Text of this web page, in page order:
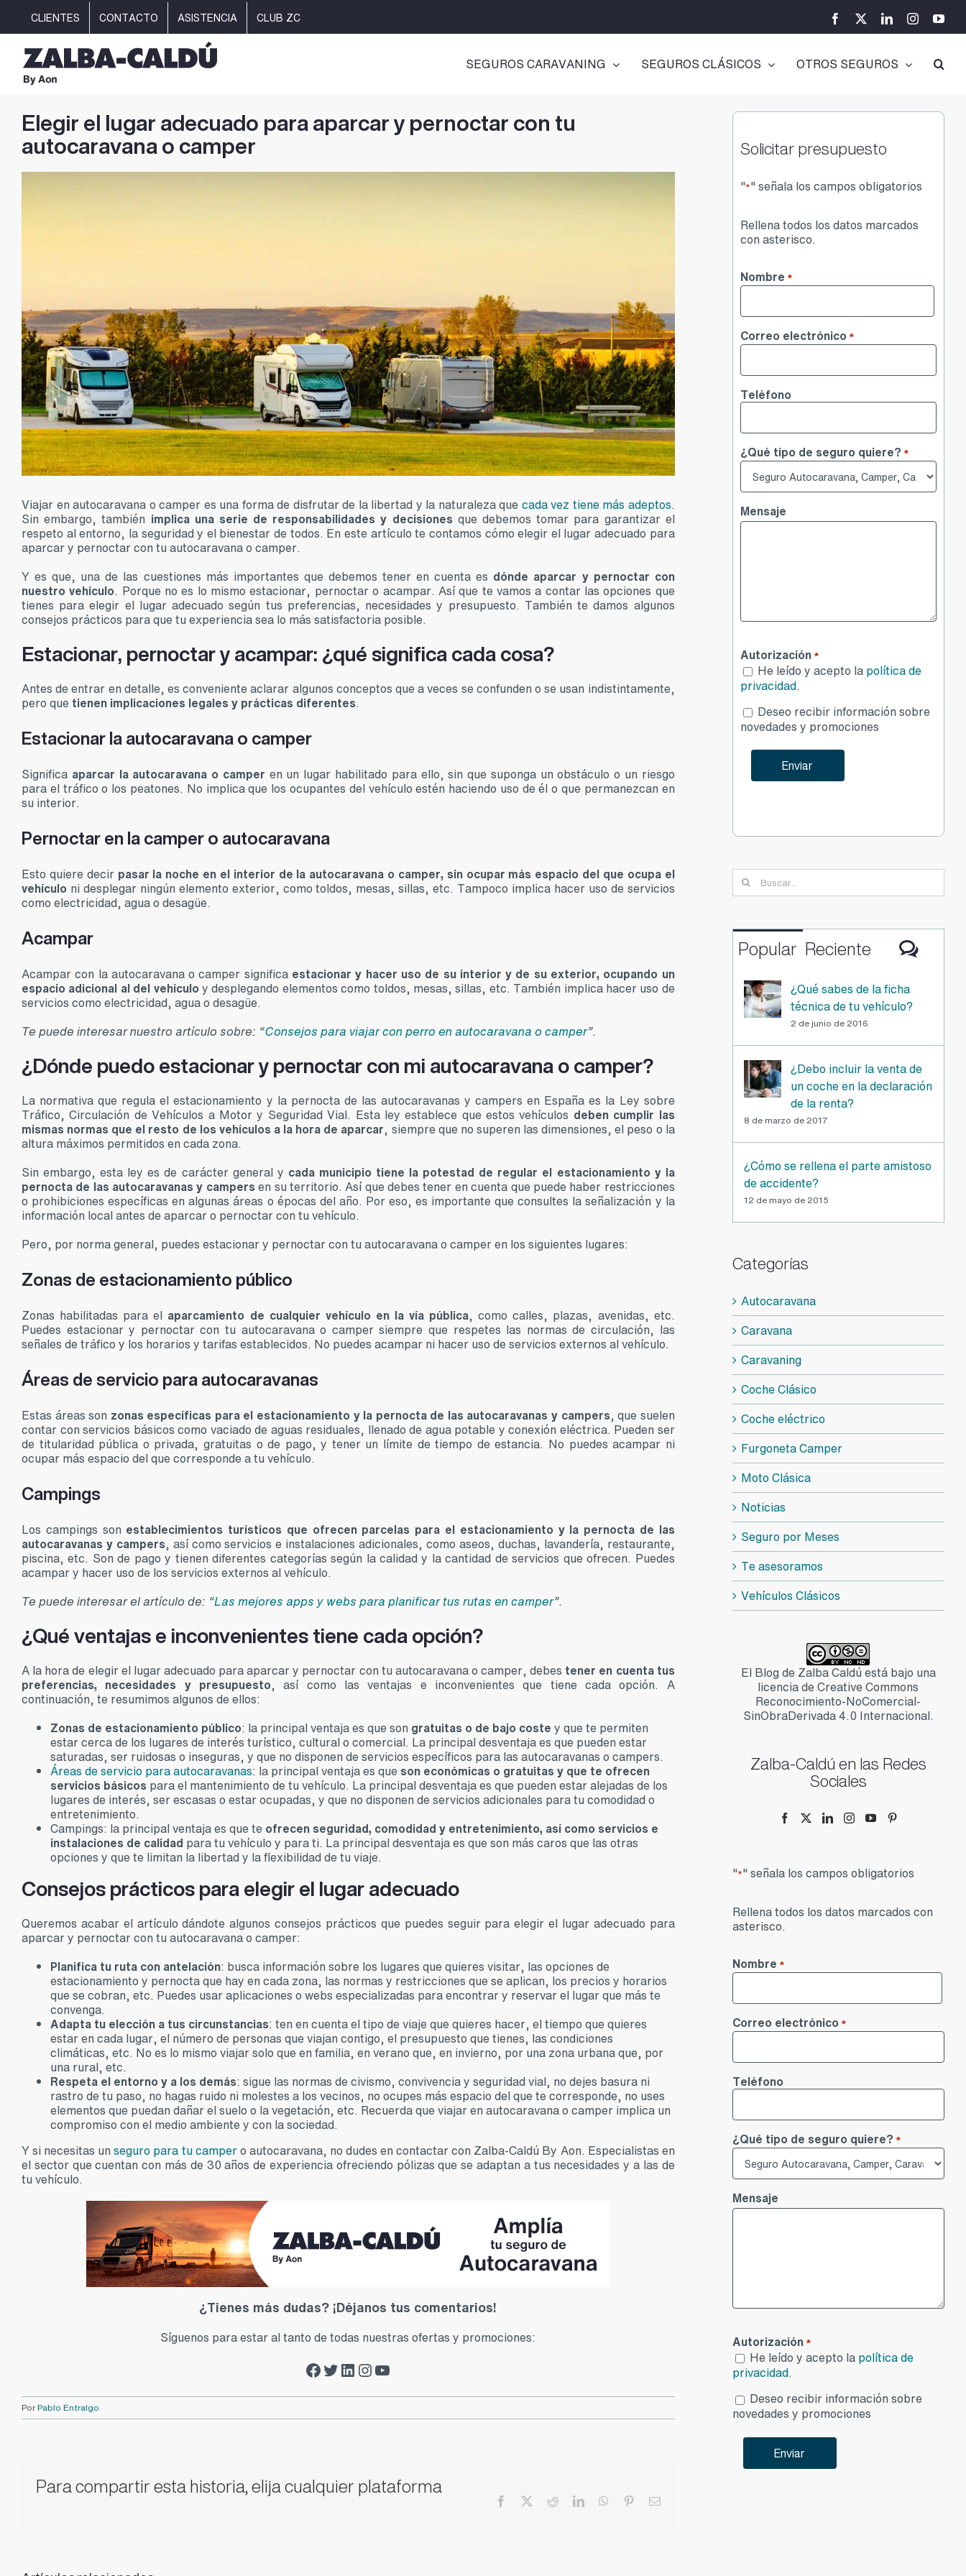
contenido
CLIENTES CONTACTO ASISTENCIA CLUB ZC Facebook LinkedInInstagram
SEGUROS CARAVANING SEGUROS CLÁSICOS OTROS SEGUROS
Elegir el lugar adecuado para aparcar y pernoctar con tu
autocaravana o camper
Viajar en autocaravana o camper es una forma de disfrutar de la libertad y la naturaleza que cada vez tiene más adeptos.
Sin embargo, también implica una serie de responsabilidades y decisiones que debemos tomar para garantizar el
respeto al entorno, la seguridad y el bienestar de todos. En este artículo te contamos cómo elegir el lugar adecuado para
aparcar y pernoctar con tu autocaravana o camper.
Y es que, una de las cuestiones más importantes que debemos tener en cuenta es dónde aparcar y pernoctar con
nuestro vehículo. Porque no es lo mismo estacionar, pernoctar o acampar. Así que te vamos a contar las opciones que
tienes para elegir el lugar adecuado según tus preferencias, necesidades y presupuesto. También te damos algunos
consejos prácticos para que tu experiencia sea lo más satisfactoria posible.
Estacionar, pernoctar y acampar: ¿qué significa cada cosa?
Antes de entrar en detalle, es conveniente aclarar algunos conceptos que a veces se confunden o se usan indistintamente,
pero que tienen implicaciones legales y prácticas diferentes.
Estacionar la autocaravana o camper
Significa aparcar la autocaravana o camper en un lugar habilitado para ello, sin que suponga un obstáculo o un riesgo
para el tráfico o los peatones. No implica que los ocupantes del vehículo estén haciendo uso de él o que permanezcan en
su interior.
Pernoctar en la camper o autocaravana
Esto quiere decir pasar la noche en el interior de la autocaravana o camper, sin ocupar más espacio del que ocupa el
vehículo ni desplegar ningún elemento exterior, como toldos, mesas, sillas, etc. Tampoco implica hacer uso de servicios
como electricidad, agua o desagüe.
Acampar
Acampar con la autocaravana o camper significa estacionar y hacer uso de su interior y de su exterior, ocupando un
espacio adicional al del vehículoy desplegando elementos como toldos, mesas, sillas, etc. También implica hacer uso de
servicios como electricidad, agua o desagüe.
Te puede interesar nuestro artículo sobre: “Consejos para viajar con perro en autocaravana o camper”.
¿Dónde puedo estacionar y pernoctar con mi autocaravana o camper?
La normativa que regula el estacionamiento y la pernocta de las autocaravanas y campers en España es la Ley sobre
Tráfico, Circulación de Vehículos a Motor y Seguridad Vial. Esta ley establece que estos vehículos deben cumplir las
mismas normas que el resto de los vehículos a la hora de aparcar, siempre que no superen las dimensiones, el peso o la
altura máximos permitidos en cada zona.
Sin embargo, esta ley es de carácter general y cada municipio tiene la potestad de regular el estacionamiento y la
pernocta de las autocaravanas y campers en su territorio. Así que debes tener en cuenta que puede haber restricciones
o prohibiciones específicas en algunas áreas o épocas del año. Por eso, es importante que consultes la señalización y la
información local antes de aparcar o pernoctar con tu vehículo.
Pero, por norma general, puedes estacionar y pernoctar con tu autocaravana o camper en los siguientes lugares:
Zonas de estacionamiento público
Zonas habilitadas para el aparcamiento de cualquier vehículo en la vía pública, como calles, plazas, avenidas, etc.
Puedes estacionar y pernoctar con tu autocaravana o camper siempre que respetes las normas de circulación, las
señales de tráfico y los horarios y tarifas establecidos. No puedes acampar ni hacer uso de servicios externos al vehículo.
Áreas de servicio para autocaravanas
Estas áreas son zonas específicas para el estacionamiento y la pernocta de las autocaravanas y campers, que suelen
contar con servicios básicos como vaciado de aguas residuales, llenado de agua potable y conexión eléctrica. Pueden ser
de titularidad pública o privada, gratuitas o de pago, y tener un límite de tiempo de estancia. No puedes acampar ni
ocupar más espacio del que corresponde a tu vehículo.
Campings
Los campings son establecimientos turísticos que ofrecen parcelas para el estacionamiento y la pernocta de las
autocaravanas y campers, así como servicios e instalaciones adicionales, como aseos, duchas, lavandería, restaurante,
piscina, etc. Son de pago y tienen diferentes categorías según la calidad y la cantidad de servicios que ofrecen. Puedes
acampar y hacer uso de los servicios externos al vehículo.
Te puede interesar el artículo de: “Las mejores apps y webs para planificar tus rutas en camper”.
¿Qué ventajas e inconvenientes tiene cada opción?
A la hora de elegir el lugar adecuado para aparcar y pernoctar con tu autocaravana o camper, debes tener en cuenta tus
preferencias, necesidades y presupuesto, así como las ventajas e inconvenientes que tiene cada opción. A
continuación, te resumimos algunos de ellos:
Zonas de estacionamiento público: la principal ventaja es que son gratuitas o de bajo coste y que te permiten
estar cerca de los lugares de interés turístico, cultural o comercial. La principal desventaja es que pueden estar
saturadas, ser ruidosas o inseguras, y que no disponen de servicios específicos para las autocaravanas o campers.
Áreas de servicio para autocaravanas: la principal ventaja es que son económicas o gratuitas y que te ofrecen
servicios básicos para el mantenimiento de tu vehículo. La principal desventaja es que pueden estar alejadas de los
lugares de interés, ser escasas o estar ocupadas, y que no disponen de servicios adicionales para tu comodidad o
entretenimiento.
Campings: la principal ventaja es que te ofrecen seguridad, comodidad y entretenimiento, así como servicios e
instalaciones de calidad para tu vehículo y para ti. La principal desventaja es que son más caros que las otras
opciones y que te limitan la libertad y la flexibilidad de tu viaje.
Consejos prácticos para elegir el lugar adecuado
Queremos acabar el artículo dándote algunos consejos prácticos que puedes seguir para elegir el lugar adecuado para
aparcar y pernoctar con tu autocaravana o camper:
Planifica tu ruta con antelación: busca información sobre los lugares que quieres visitar, las opciones de
estacionamiento y pernocta que hay en cada zona, las normas y restricciones que se aplican, los precios y horarios
que se cobran, etc. Puedes usar aplicaciones o webs especializadas para encontrar y reservar el lugar que más te
convenga.
Adapta tu elección a tus circunstancias: ten en cuenta el tipo de viaje que quieres hacer, el tiempo que quieres
estar en cada lugar, el número de personas que viajan contigo, el presupuesto que tienes, las condiciones
climáticas, etc. No es lo mismo viajar solo que en familia, en verano que, en invierno, por una zona urbana que, por
una rural, etc.
Respeta el entorno y a los demás: sigue las normas de civismo, convivencia y seguridad vial, no dejes basura ni
rastro de tu paso, no hagas ruido ni molestes a los vecinos, no ocupes más espacio del que te corresponde, no uses
elementos que puedan dañar el suelo o la vegetación, etc. Recuerda que viajar en autocaravana o camper implica un
compromiso con el medio ambiente y con la sociedad.
Y si necesitas unseguro para tu campero autocaravana, no dudes en contactar con Zalba-Caldú By Aon. Especialistas en
el sector que cuentan con más de 30 años de experiencia ofreciendo pólizas que se adaptan a tus necesidades y a las de
tu vehículo.
¿Tienes más dudas? ¡Déjanos tus comentarios!
Síguenos para estar al tanto de todas nuestras ofertas y promociones:
Facebook Zalba-Caldú
Twitter Zalba-Caldú
LinkedIn Zalba-Caldú
Instagram Zalba-CaldúYouTube Zalba-Caldú
PorPablo Entralgo
Para compartir esta historia, elija cualquier plataforma
Facebook RedditLinkedInWhatsApp
PinterestCorreo
Solicitar presupuesto
"*" señala los campos obligatorios
Rellena todos los datos marcados
con asterisco.
Nombre *
Correo electrónico *
Teléfono
¿Qué tipo de seguro quiere? *
Mensaje
Autorización *
He leído y acepto la política de
privacidad.
Desea
publicidad
Deseo recibir información sobre
novedades y promociones
Buscar:
Popular Reciente
¿Qué sabes de la ficha
técnica de tu vehículo?
2 de junio de 2016
¿Debo incluir la venta de
un coche en la declaración
de la renta?
8 de marzo de 2017
¿Cómo se rellena el parte amistoso
de accidente?
12 de mayo de 2015
Categorías
Autocaravana
Caravana
Caravaning
Coche Clásico
Coche eléctrico
Furgoneta Camper
Moto Clásica
Noticias
Seguro por Meses
Te asesoramos
Vehículos Clásicos
El Blog de Zalba Caldú está bajo una
licencia de Creative Commons
Reconocimiento-NoComercial-
SinObraDerivada 4.0 Internacional.
Zalba-Caldú en las Redes
Sociales
"*" señala los campos obligatorios
Rellena todos los datos marcados con
asterisco.
Nombre *
Correo electrónico *
Teléfono
¿Qué tipo de seguro quiere? *
Mensaje
Autorización *
He leído y acepto la política de
privacidad.
Desea
publicidad
Deseo recibir información sobre
novedades y promociones